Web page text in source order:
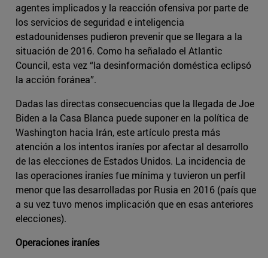
agentes implicados y la reacción ofensiva por parte de
los servicios de seguridad e inteligencia
estadounidenses pudieron prevenir que se llegara a la
situación de 2016. Como ha señalado el Atlantic
Council, esta vez “la desinformación doméstica eclipsó
la acción foránea”.
Dadas las directas consecuencias que la llegada de Joe
Biden a la Casa Blanca puede suponer en la política de
Washington hacia Irán, este artículo presta más
atención a los intentos iraníes por afectar al desarrollo
de las elecciones de Estados Unidos. La incidencia de
las operaciones iraníes fue mínima y tuvieron un perfil
menor que las desarrolladas por Rusia en 2016 (país que
a su vez tuvo menos implicación que en esas anteriores
elecciones).
Operaciones iraníes